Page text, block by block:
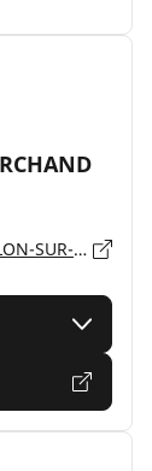
3 Rue Pierre Marzin, 35230 NOYAL-CHÂTILLON-SUR-SEICHE